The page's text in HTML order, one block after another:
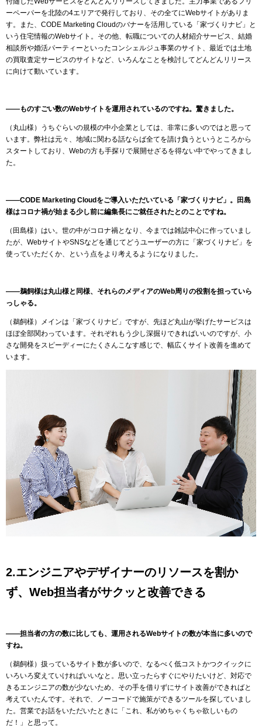
ーペーパーを北陸の4エリアで発行しており、その全てにWebサイトがありま
す。また、CODE Marketing Cloudのバナーを活用している「家づくりナビ」と
いう住宅情報のWebサイト。その他、転職についての人材紹介サービス、結婚
相談所や婚活パーティーといったコンシェルジュ事業のサイト、最近では土地
の買取査定サービスのサイトなど、いろんなことを検討してどんどんリリース
に向けて動いています。
――ものすごい数のWebサイトを運用されているのですね。驚きました。
（丸山様）うちぐらいの規模の中小企業としては、非常に多いのではと思って
います。弊社は元々、地域に関わる話ならば全てを請け負うというところから
スタートしており、Webの方も手探りで展開せざるを得ない中でやってきまし
た。
――CODE Marketing Cloudをご導入いただいている「家づくりナビ」。田島
様はコロナ禍が始まる少し前に編集長にご就任されたとのことですね。
（田島様）はい。世の中がコロナ禍となり、今までは雑誌中心に作っていまし
たが、WebサイトやSNSなどを通じてどうユーザーの方に「家づくりナビ」を
使っていただくか、という点をより考えるようになりました。
――鵜飼様は丸山様と同様、それらのメディアのWeb周りの役割を担っていら
っしゃる。
（鵜飼様）メインは「家づくりナビ」ですが、先ほど丸山が挙げたサービスは
ほぼ全部関わっています。それぞれもう少し深掘りできればいいのですが、小
さな開発をスピーディーにたくさんこなす感じで、幅広くサイト改善を進めて
います。
2.エンジニアやデザイナーのリソースを割か
ず、Web担当者がサクッと改善できる
――担当者の方の数に比しても、運用されるWebサイトの数が本当に多いので
すね。
（鵜飼様）扱っているサイト数が多いので、なるべく低コストかつクイックに
いろいろ変えていければいいなと。思い立ったらすぐにやりたいけど、対応で
きるエンジニアの数が少ないため、その手を借りずにサイト改善ができればと
考えていたんです。それで、ノーコードで施策ができるツールを探していまし
た。営業でお話をいただいたときに「これ、私がめちゃくちゃ欲しいもの
だ！」と思って。